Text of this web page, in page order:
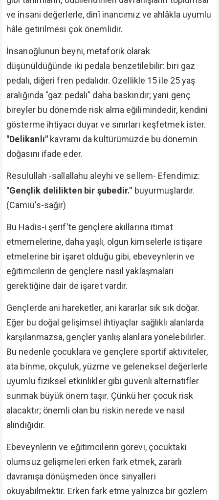
ve insani değerlerle, dinî inancımız ve ahlâkla uyumlu
hâle getirilmesi çok önemlidir.
İnsanoğlunun beyni, metaforik olarak
düşünüldüğünde iki pedala benzetilebilir: biri gaz
pedalı, diğeri fren pedalıdır. Özellikle 15 ile 25 yaş
aralığında "gaz pedalı" daha baskındır; yani genç
bireyler bu dönemde risk alma eğilimindedir, kendini
gösterme ihtiyacı duyar ve sınırları keşfetmek ister.
"Delikanlı" kavramı da kültürümüzde bu dönemin
doğasını ifade eder.
Resulullah -sallallahu aleyhi ve sellem- Efendimiz:
"Gençlik delilikten bir şubedir." buyurmuşlardır.
(Camiü's-sağir)
Bu Hadis-i şerif'te gençlere akıllarına itimat
etmemelerine, daha yaşlı, olgun kimselerle istişare
etmelerine bir işaret olduğu gibi, ebeveynlerin ve
eğitimcilerin de gençlere nasıl yaklaşmaları
gerektiğine dair de işaret vardır.
Gençlerde ani hareketler, ani kararlar sık sık doğar.
Eğer bu doğal gelişimsel ihtiyaçlar sağlıklı alanlarda
karşılanmazsa, gençler yanlış alanlara yönelebilirler.
Bu nedenle çocuklara ve gençlere sportif aktiviteler,
ata binme, okçuluk, yüzme ve geleneksel değerlerle
uyumlu fiziksel etkinlikler gibi güvenli alternatifler
sunmak büyük önem taşır. Çünkü her çocuk risk
alacaktır; önemli olan bu riskin nerede ve nasıl
alındığıdır.
Ebeveynlerin ve eğitimcilerin görevi, çocuktaki
olumsuz gelişmeleri erken fark etmek, zararlı
davranışa dönüşmeden önce sinyalleri
okuyabilmektir. Erken fark etme yalnızca bir gözlem